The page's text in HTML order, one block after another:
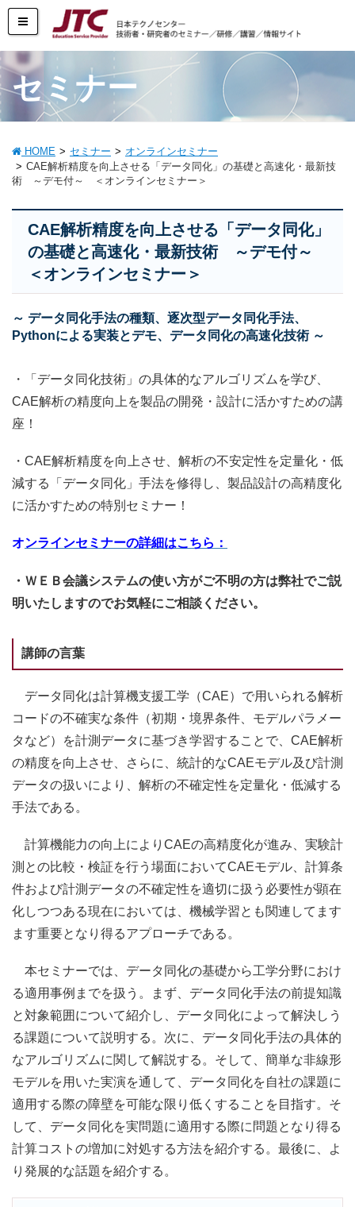
セミナー
HOME セミナー
オンラインセミナー
CAE解析精度を向上させる「データ同化」の基礎と高速化・最新技
術 ～デモ付～ ＜オンラインセミナー＞
CAE解析精度を向上させる「データ同化」
の基礎と高速化・最新技術 ～デモ付～
＜オンラインセミナー＞
～ データ同化手法の種類、逐次型データ同化手法、
Pythonによる実装とデモ、データ同化の高速化技術 ～
・「データ同化技術」の具体的なアルゴリズムを学び、
CAE解析の精度向上を製品の開発・設計に活かすための講
座！
・CAE解析精度を向上させ、解析の不安定性を定量化・低
減する「データ同化」手法を修得し、製品設計の高精度化
に活かすための特別セミナー！
オンラインセミナーの詳細はこちら：
・ＷＥＢ会議システムの使い方がご不明の方は弊社でご説
明いたしますのでお気軽にご相談ください。
講師の言葉
データ同化は計算機支援工学（CAE）で用いられる解析
コードの不確実な条件（初期・境界条件、モデルパラメー
タなど）を計測データに基づき学習することで、CAE解析
の精度を向上させ、さらに、統計的なCAEモデル及び計測
データの扱いにより、解析の不確定性を定量化・低減する
手法である。
計算機能力の向上によりCAEの高精度化が進み、実験計
測との比較・検証を行う場面においてCAEモデル、計算条
件および計測データの不確定性を適切に扱う必要性が顕在
化しつつある現在においては、機械学習とも関連してます
ます重要となり得るアプローチである。
本セミナーでは、データ同化の基礎から工学分野におけ
る適用事例までを扱う。まず、データ同化手法の前提知識
と対象範囲について紹介し、データ同化によって解決しう
る課題について説明する。次に、データ同化手法の具体的
なアルゴリズムに関して解説する。そして、簡単な非線形
モデルを用いた実演を通して、データ同化を自社の課題に
適用する際の障壁を可能な限り低くすることを目指す。そ
して、データ同化を実問題に適用する際に問題となり得る
計算コストの増加に対処する方法を紹介する。最後に、よ
り発展的な話題を紹介する。